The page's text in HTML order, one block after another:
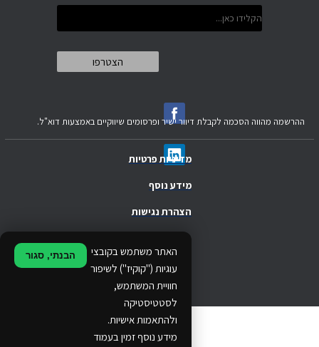
מדיניות פרטיות
האתר משתמש בקובצי
עוגיות ("קוקיז") לשיפור
חוויית המשתמש,
לסטטיסטיקה
ולהתאמות אישיות.
מידע נוסף זמין בעמוד
הבנתי, סגור
מידע נוסף
.
הצהרת נגישות
ההרשמה מהווה הסכמה לקבלת דיוור ישיר ופרסומים שיווקיים באמצעות דוא"ל.
© 2024 Ethos Business. All rights reserved.